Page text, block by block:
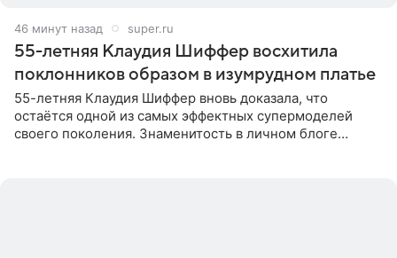
46 минут назад super.ru
55-летняя Клаудия Шиффер восхитила
поклонников образом в изумрудном платье
55-летняя Клаудия Шиффер вновь доказала, что
остаётся одной из самых эффектных супермоделей
своего поколения. Знаменитость в личном блоге